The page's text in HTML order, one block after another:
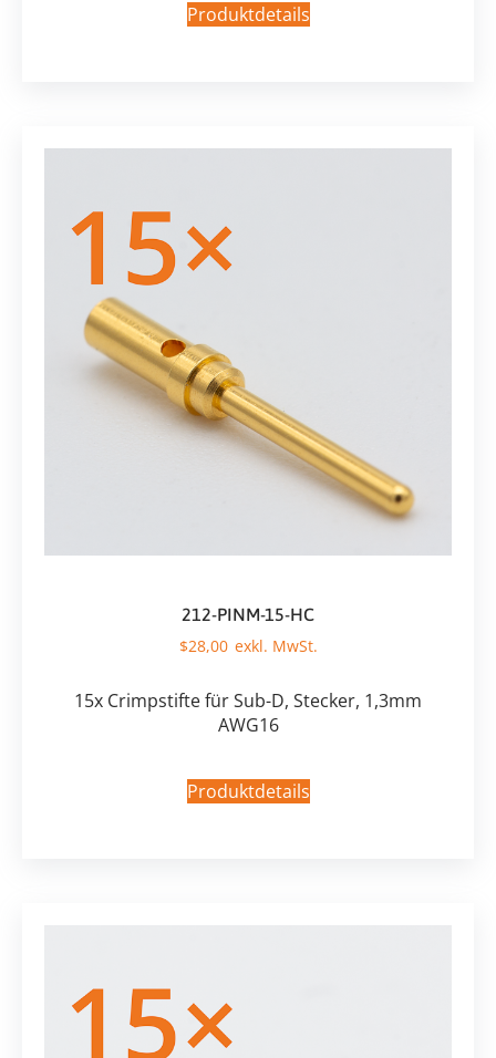
Produktdetails
212-PINM-15-HC
$28,00
15x Crimpstifte für Sub-D, Stecker, 1,3mm
AWG16
Produktdetails